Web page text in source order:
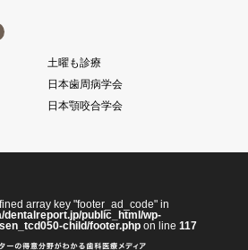
土曜も診療
日本歯周病学会
日本顎咬合学会
array key "footer_ad_code" in
dentalreport.jp/public_html/wp-
child/footer.php on line 117